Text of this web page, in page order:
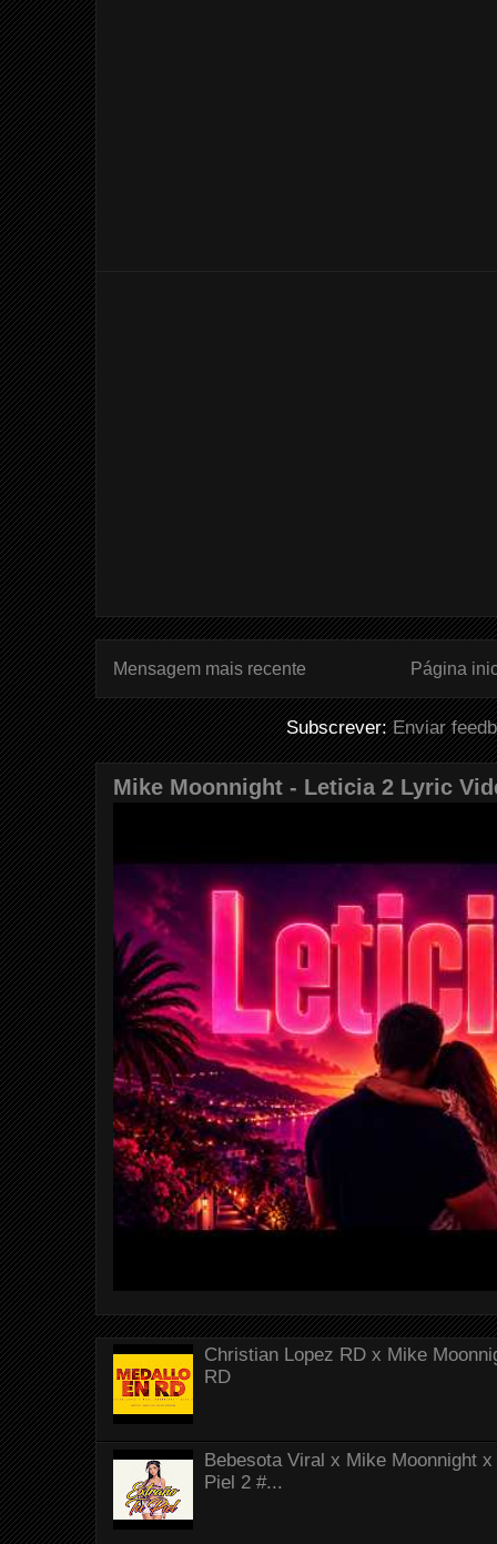
Mensagem mais recente Página
Subscrever:Enviar
Mike Moonnight - Leticia 2 Lyric
Christian Lopez RD x Mike
RD
Bebesota Viral x Mike Moonnight
Piel 2 #...